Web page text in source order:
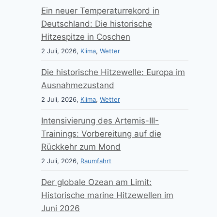
Ein neuer Temperaturrekord in
Deutschland: Die historische
Hitzespitze in Coschen
2 Juli, 2026, Klima, Wetter
Die historische Hitzewelle: Europa im
Ausnahmezustand
2 Juli, 2026, Klima, Wetter
Intensivierung des Artemis-III-
Trainings: Vorbereitung auf die
Rückkehr zum Mond
2 Juli, 2026, Raumfahrt
Der globale Ozean am Limit:
Historische marine Hitzewellen im
Juni 2026